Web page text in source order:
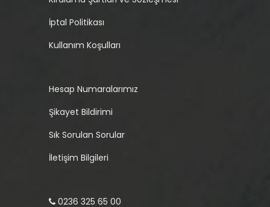
İptal Politikası
Kullanım Koşulları
Hesap Numaralarımız
Şikayet Bildirimi
Sık Sorulan Sorular
İletişim Bilgileri
0236 325 65 00